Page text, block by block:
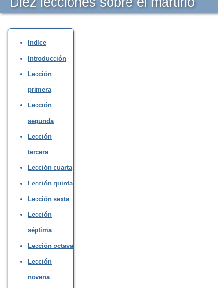
Indice
Introducción
Lección
primera
Lección
segunda
Lección
tercera
Lección cuarta
Lección quinta
Lección sexta
Lección
séptima
Lección octava
Lección
novena